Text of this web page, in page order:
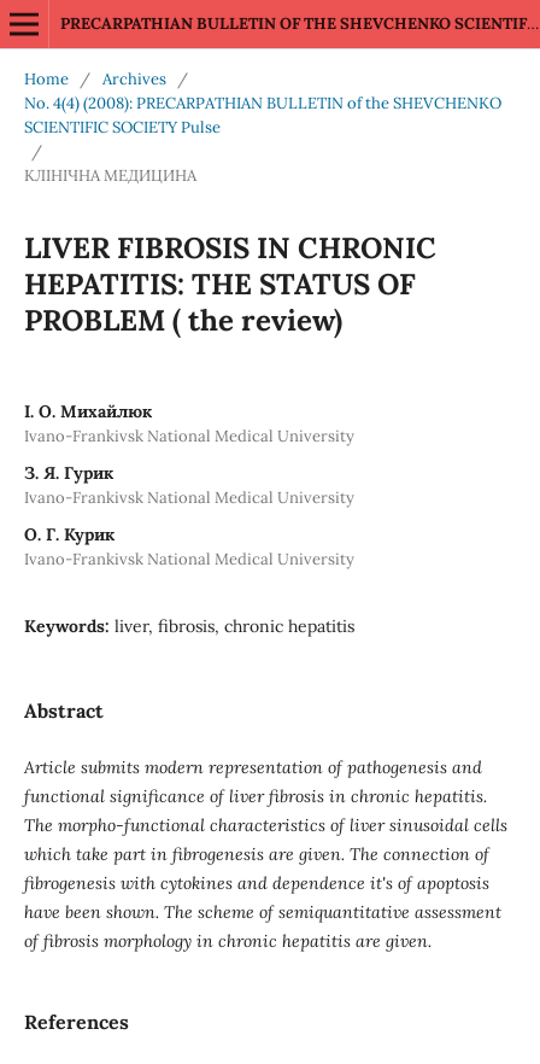
PRECARPATHIAN BULLETIN OF THE SHEVCHENKO SCIENTIFIC SOCIETY Pulse
Home / Archives
/
No. 4(4) (2008): PRECARPATHIAN BULLETIN of the SHEVCHENKO
SCIENTIFIC SOCIETY Pulse
/
КЛІНІЧНА МЕДИЦИНА
LIVER FIBROSIS IN CHRONIC
HEPATITIS: THE STATUS OF
PROBLEM ( the review)
І. О. Михайлюк
Ivano-Frankivsk National Medical University
З. Я. Гурик
Ivano-Frankivsk National Medical University
О. Г. Курик
Ivano-Frankivsk National Medical University
Keywords: liver, fibrosis, chronic hepatitis
Abstract
Article submits modern representation of pathogenesis and
functional significance of liver fibrosis in chronic hepatitis.
The morpho-functional characteristics of liver sinusoidal cells
which take part in fibrogenesis are given. The connection of
fibrogenesis with cytokines and dependence it's of apoptosis
have been shown. The scheme of semiquantitative assessment
of fibrosis morphology in chronic hepatitis are given.
References